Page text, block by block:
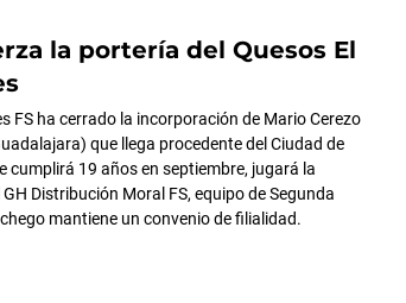
la portería del Quesos El
FS ha cerrado la incorporación de Mario Cerezo
que llega procedente del Ciudad de
cumplirá 19 años en septiembre, jugará la
Distribución Moral FS, equipo de Segunda
mantiene un convenio de filialidad.